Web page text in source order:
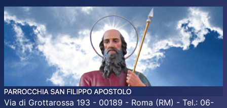
Via di Grottarossa 193 - 00189 - Roma (RM) - Tel.: 06-